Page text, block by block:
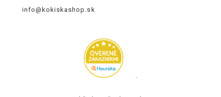
info@kokiskashop.sk
.